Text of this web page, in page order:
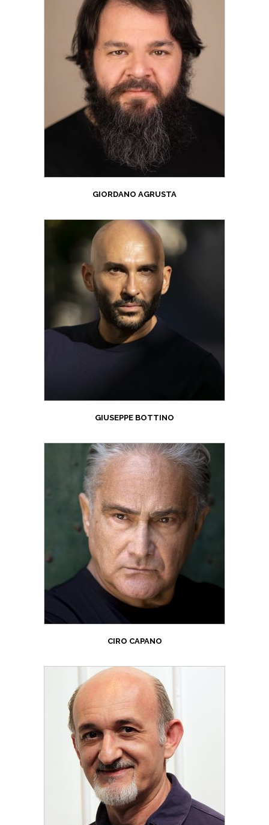
GIORDANO AGRUSTA
GIUSEPPE BOTTINO
CIRO CAPANO